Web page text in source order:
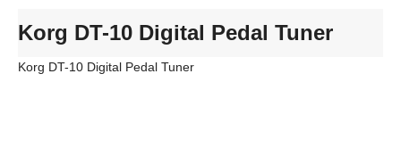
Korg DT-10 Digital Pedal Tuner
Korg DT-10 Digital Pedal Tuner